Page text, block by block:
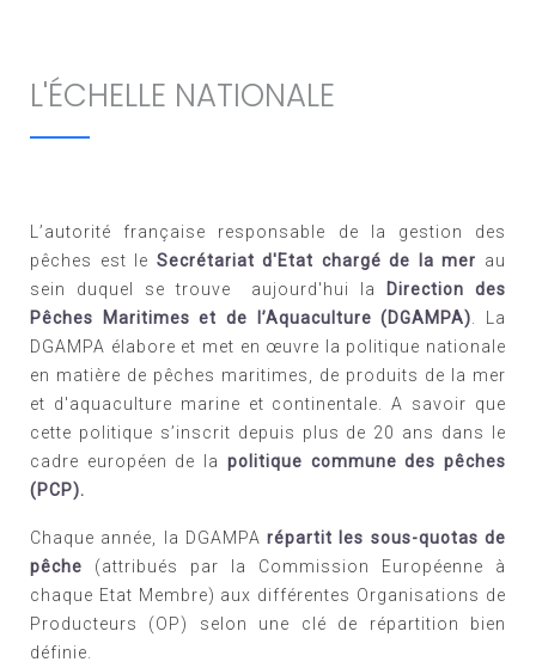
L'ÉCHELLE NATIONALE
L’autorité française responsable de la gestion des
pêches est le Secrétariat d'Etat chargé de la mer au
sein duquel se trouve aujourd'hui la
Direction des
Pêches Maritimes et de l’Aquaculture (DGAMPA) . La
DGAMPA élabore et met en œuvre la politique nationale
en matière de pêches maritimes, de produits de la mer
et d'aquaculture marine et continentale. A savoir que
cette politique s’inscrit depuis plus de 20 ans dans le
cadre européen de la politique commune des pêches
(PCP).
Chaque année, la DGAMPArépartit les sous-quotas de
pêche (attribués par la Commission Européenne à
chaque Etat Membre) aux différentes Organisations de
Producteurs (OP) selon une clé de répartition bien
définie.